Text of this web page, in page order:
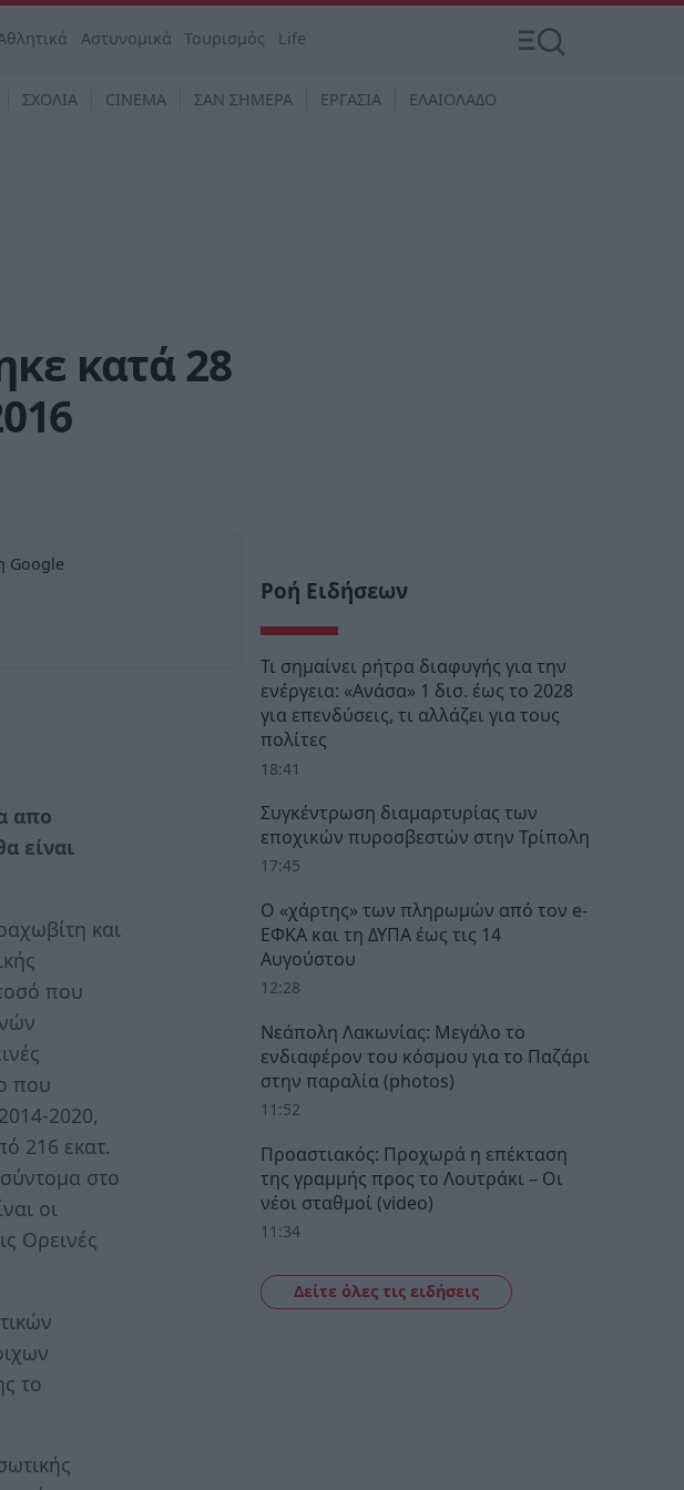
Αστυνομικά Τουρισμός Life
ΣΧΟΛΙΑ CINEMA ΣΑΝ ΣΗΜΕΡΑ ΕΡΓΑΣΙΑ ΕΛΑΙΟΛΑΔΟ
κατά 28
Google
απο
είναι
και
που
που
2020,
216 εκατ.
στο
οι
Ορεινές
το
Ροή Ειδήσεων
Τι σημαίνει ρήτρα διαφυγής για την
ενέργεια: «Ανάσα» 1 δισ. έως το 2028
για επενδύσεις, τι αλλάζει για τους
πολίτες
18:41
Συγκέντρωση διαμαρτυρίας των
εποχικών πυροσβεστών στην Τρίπολη
17:45
Ο «χάρτης» των πληρωμών από τον e-
ΕΦΚΑ και τη ΔΥΠΑ έως τις 14
Αυγούστου
12:28
Νεάπολη Λακωνίας: Μεγάλο το
ενδιαφέρον του κόσμου για το Παζάρι
στην παραλία (photos)
11:52
Προαστιακός: Προχωρά η επέκταση
της γραμμής προς το Λουτράκι – Οι
νέοι σταθμοί (video)
11:34
Δείτε όλες τις ειδήσεις